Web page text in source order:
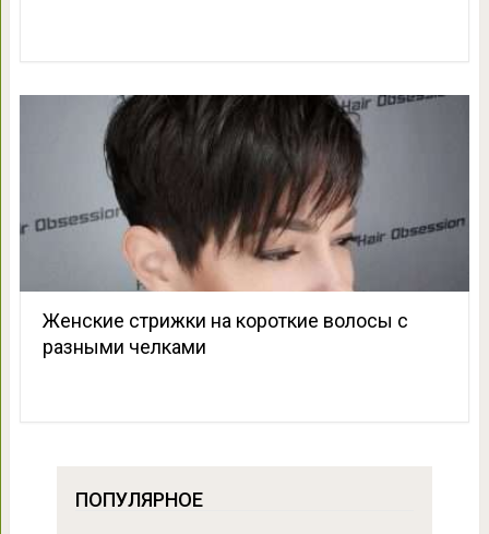
Женские стрижки на короткие волосы с
разными челками
ПОПУЛЯРНОЕ